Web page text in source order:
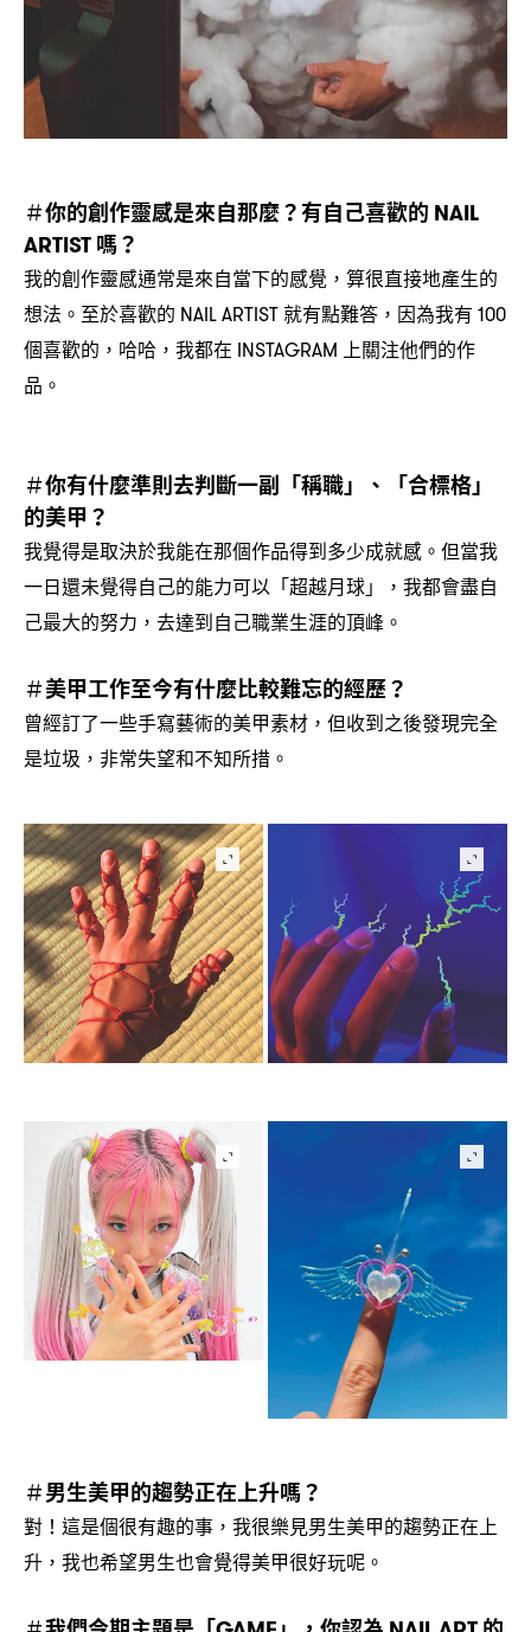
＃你的創作靈感是來自那麼？有自己喜歡的 NAIL
ARTIST嗎？
我的創作靈感通常是來自當下的感覺 ， 算很直接地產生的
想法。至於喜歡的 NAIL ARTIST 就有點難答 ， 因為我有 100
個喜歡的 ， 哈哈 ， 我都在 INSTAGRAM 上關注他們的作
品。
＃你有什麼準則去判斷一副「稱職」、「合標格」
的美甲 ？
我覺得是取決於我能在那個作品得到多少成就感。但當我
一日還未覺得自己的能力可以「超越月球」
， 我都會盡自
己最大的努力 ， 去達到自己職業生涯的頂峰。
＃美甲工作至今有什麼比較難忘的經歷？
曾經訂了一些手寫藝術的美甲素材 ， 但收到之後發現完全
是垃圾 ， 非常失望和不知所措。
＃男生美甲的趨勢正在上升嗎？
對 ！ 這是個很有趣的事 ， 我很樂見男生美甲的趨勢正在上
升 ， 我也希望男生也會覺得美甲很好玩呢。